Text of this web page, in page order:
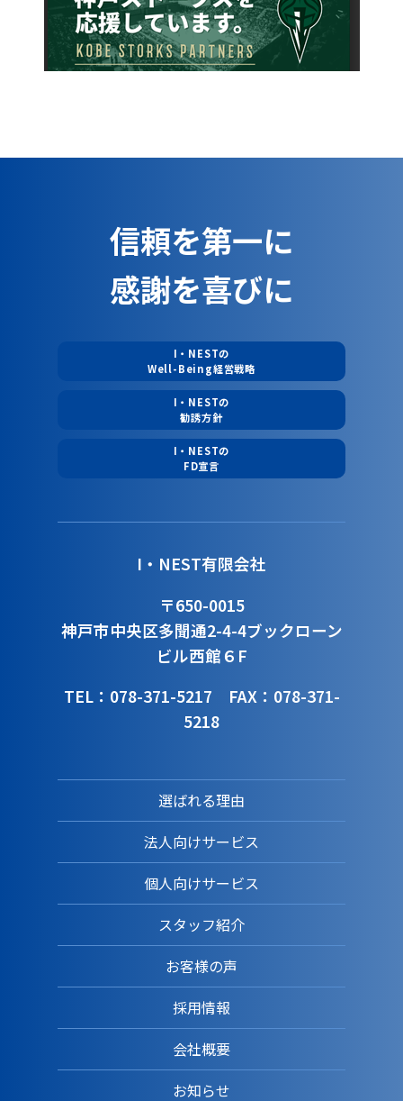
信頼を第一に
感謝を喜びに
I・NESTの
Well-Being経営戦略
I・NESTの
勧誘方針
I・NESTの
FD宣言
I・NEST有限会社
〒650-0015
神戸市中央区多聞通2-4-4ブックローン
ビル西館６F
TEL：078-371-5217 FAX：078-371-
5218
選ばれる理由
法人向けサービス
個人向けサービス
スタッフ紹介
お客様の声
採用情報
会社概要
お知らせ